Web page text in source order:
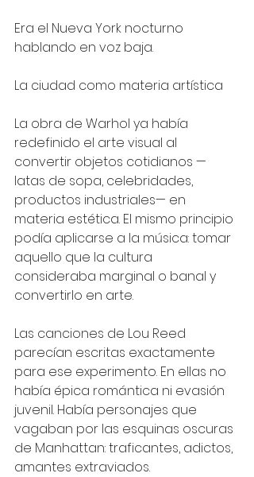
Era el Nueva York nocturno
hablando en voz baja.
La ciudad como materia artística
La obra de Warhol ya había
redefinido el arte visual al
convertir objetos cotidianos —
latas de sopa, celebridades,
productos industriales— en
materia estética. El mismo principio
podía aplicarse a la música: tomar
aquello que la cultura
consideraba marginal o banal y
convertirlo en arte.
Las canciones de Lou Reed
parecían escritas exactamente
para ese experimento. En ellas no
había épica romántica ni evasión
juvenil. Había personajes que
vagaban por las esquinas oscuras
de Manhattan: traficantes, adictos,
amantes extraviados.